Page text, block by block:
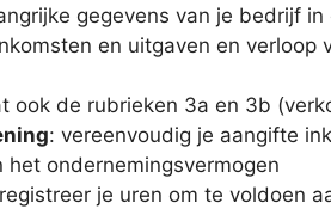
gegevens van je bedrijf
en uitgaven en verloop
ook de rubrieken 3a en 3b
: vereenvoudig je aangifte
het ondernemingsvermogen
registreer je uren om te voldoen